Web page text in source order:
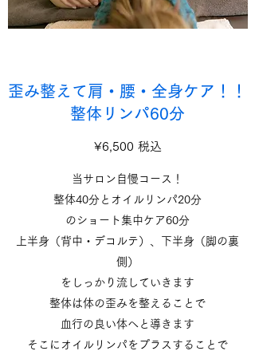
歪み整えて肩・腰・全身ケア！！
整体リンパ60分
¥6,500 税込
当サロン自慢コース！
整体40分とオイルリンパ20分
のショート集中ケア60分
上半身 （背中・デコルテ）、下半身（脚の裏
側）
をしっかり流していきます
整体は体の歪みを整えることで
血行の良い体へと導きます
そこにオイルリンパをプラスすることで